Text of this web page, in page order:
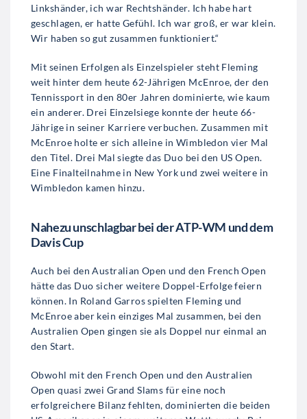
Linkshänder, ich war Rechtshänder. Ich habe hart
geschlagen, er hatte Gefühl. Ich war groß, er war klein.
Wir haben so gut zusammen funktioniert.“
Mit seinen Erfolgen als Einzelspieler steht Fleming
weit hinter dem heute 62-Jährigen McEnroe, der den
Tennissport in den 80er Jahren dominierte, wie kaum
ein anderer. Drei Einzelsiege konnte der heute 66-
Jährige in seiner Karriere verbuchen. Zusammen mit
McEnroe holte er sich alleine in Wimbledon vier Mal
den Titel. Drei Mal siegte das Duo bei den US Open.
Eine Finalteilnahme in New York und zwei weitere in
Wimbledon kamen hinzu.
Nahezu unschlagbar bei der ATP-WM und dem
Davis Cup
Auch bei den Australian Open und den French Open
hätte das Duo sicher weitere Doppel-Erfolge feiern
können. In Roland Garros spielten Fleming und
McEnroe aber kein einziges Mal zusammen, bei den
Australien Open gingen sie als Doppel nur einmal an
den Start.
Obwohl mit den French Open und den Australien
Open quasi zwei Grand Slams für eine noch
erfolgreichere Bilanz fehlten, dominierten die beiden